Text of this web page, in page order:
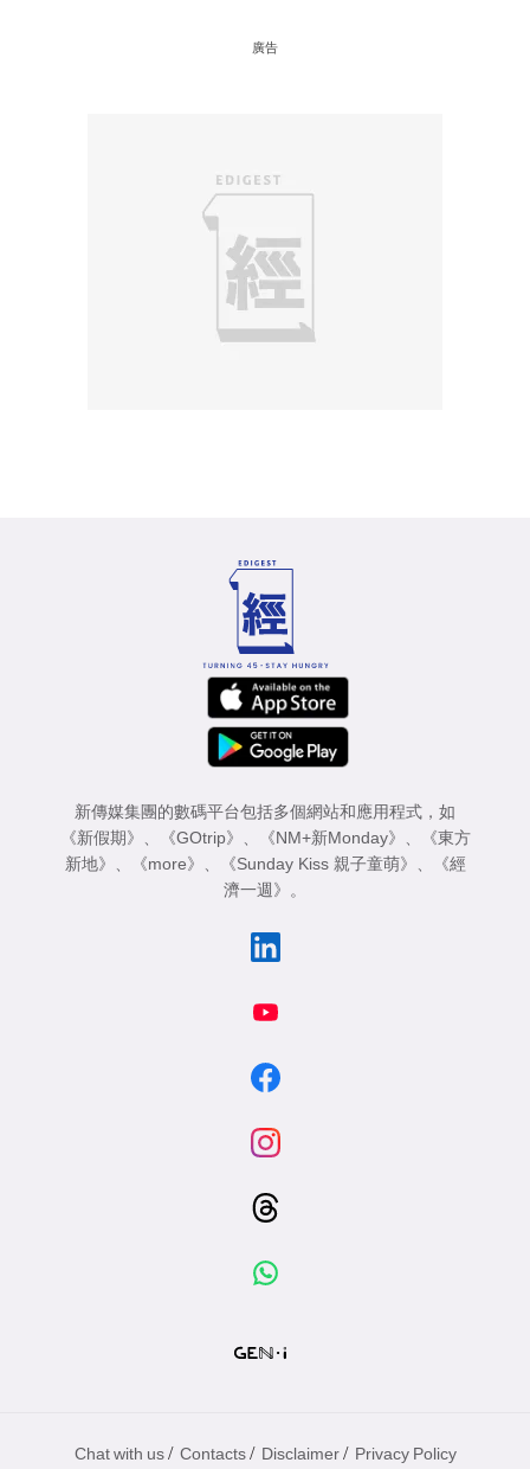
廣告
新傳媒集團的數碼平台包括多個網站和應用程式，如
《新假期》 、 《GOtrip》 、 《NM+新Monday》 、
《東方
新地》 、 《more》 、 《Sunday Kiss 親子童萌》 、
《經
濟一週》 。
Chat with us / Contacts / Disclaimer / Privacy Policy